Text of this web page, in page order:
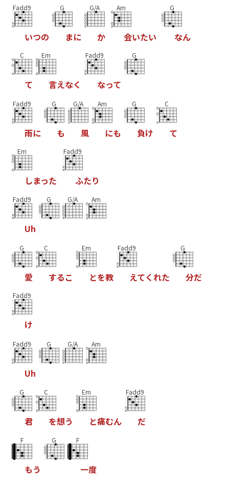
Fadd9
いつの
G
まに
G/A
か
Am
会いたい
G
なん
C
て
Em
言えなく
Fadd9
なって
G
Fadd9
雨に
G
も
G/A
風
Am
にも
G
負け
C
て
Em
しまった
Fadd9
ふたり
Fadd9
Uh
G G/A Am
G
愛
C
するこ
Em
とを教
Fadd9
えてく れた
G
分だ
Fadd9
け
Fadd9
Uh
G G/A Am
G
君
C
を想う
Em
と痛むん
Fadd9
だ
F
もう
G F
一度